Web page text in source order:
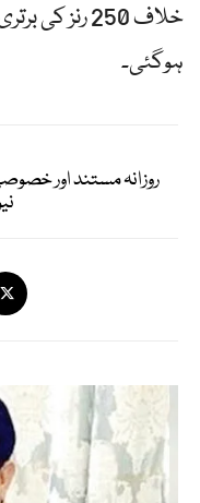
خلاف 250
ہوگئی۔
روزانہ مستند اور